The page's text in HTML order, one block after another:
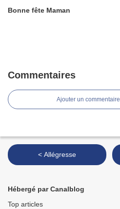
Bonne fête Maman
Commentaires
Ajouter un commentaire
< Allégresse
Hébergé par Canalblog
Top articles